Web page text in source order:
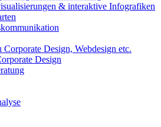
& interaktive Infografiken
Corporate Design, Webdesign etc.
Design